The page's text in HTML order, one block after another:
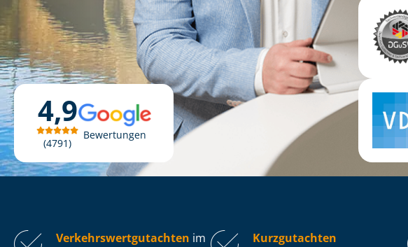
4,9
4791
Bewertungen
Ver­kehrs­wert­gut­ach­ten im
Kurzgutachten